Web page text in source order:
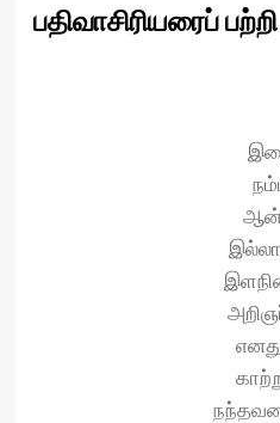
பதிவாசிரியரைப் பற்றி